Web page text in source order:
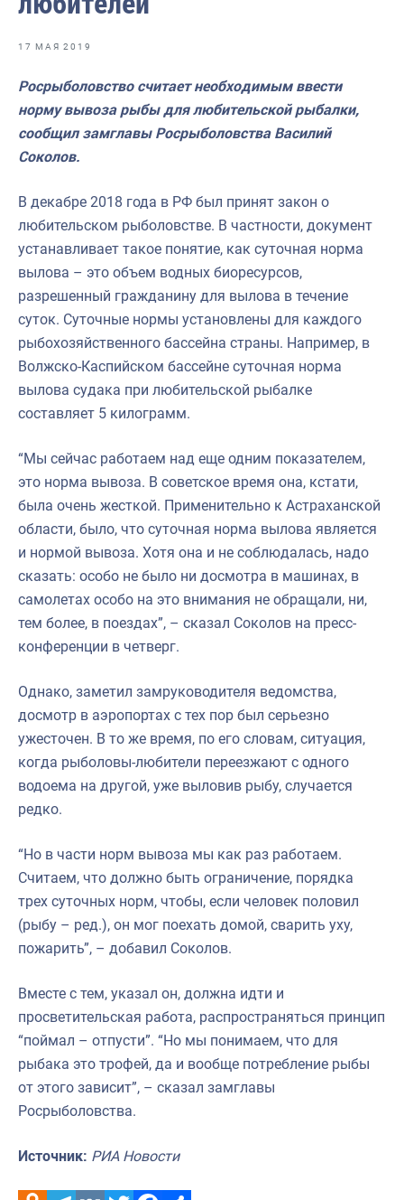
Отраслевые СМИ
Выставки и конференции
Научно-практическая литература
Рыбоохрана России
Большая африканская экспедиция
Укрепление духовно-нравственных ценностей
17 МАЯ 2019
Росрыболовство считает необходимым ввести
норму вывоза рыбы для любительской рыбалки,
сообщил замглавы Росрыболовства Василий
Соколов.
В декабре 2018 года в РФ был принят закон о
любительском рыболовстве. В частности, документ
устанавливает такое понятие, как суточная норма
вылова – это объем водных биоресурсов,
разрешенный гражданину для вылова в течение
суток. Суточные нормы установлены для каждого
рыбохозяйственного бассейна страны. Например, в
Волжско-Каспийском бассейне суточная норма
вылова судака при любительской рыбалке
составляет 5 килограмм.
“Мы сейчас работаем над еще одним показателем,
это норма вывоза. В советское время она, кстати,
была очень жесткой. Применительно к Астраханской
области, было, что суточная норма вылова является
и нормой вывоза. Хотя она и не соблюдалась, надо
сказать: особо не было ни досмотра в машинах, в
самолетах особо на это внимания не обращали, ни,
тем более, в поездах”, – сказал Соколов на пресс-
конференции в четверг.
Однако, заметил замруководителя ведомства,
досмотр в аэропортах с тех пор был серьезно
ужесточен. В то же время, по его словам, ситуация,
когда рыболовы-любители переезжают с одного
водоема на другой, уже выловив рыбу, случается
редко.
“Но в части норм вывоза мы как раз работаем.
Считаем, что должно быть ограничение, порядка
трех суточных норм, чтобы, если человек половил
(рыбу – ред.), он мог поехать домой, сварить уху,
пожарить”, – добавил Соколов.
Вместе с тем, указал он, должна идти и
просветительская работа, распространяться принцип
“поймал – отпусти”. “Но мы понимаем, что для
рыбака это трофей, да и вообще потребление рыбы
от этого зависит”, – сказал замглавы
Росрыболовства.
Источник: РИА Новости